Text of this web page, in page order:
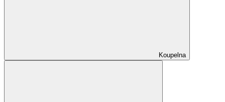
Koupelna